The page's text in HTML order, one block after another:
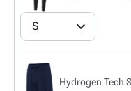
S
Hydrogen Tech